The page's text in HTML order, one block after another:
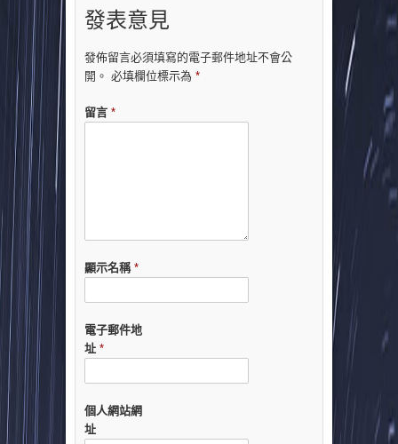
發表意見
發佈留言必須填寫的電子郵件地址不會公
開。 必填欄位標示為 *
留言 *
顯示名稱 *
電子郵件地
址 *
個人網站網
址